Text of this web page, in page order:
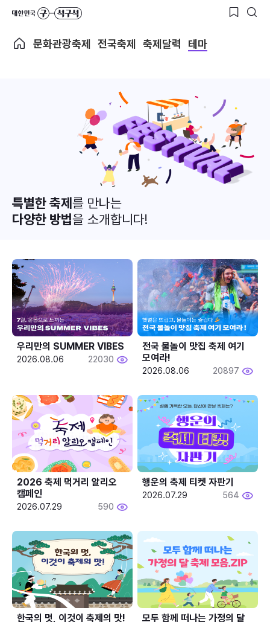
문화관광축제 전국축제 축제달력 테마
특별한 축제를 만나는
다양한 방법을 소개합니다!
우리만의 SUMMER VIBES
2026.08.06 22030
전국 물놀이 맛집 축제 여기
모여라!
2026.08.06 20897
2026 축제 먹거리 알리오
캠페인
2026.07.29 590
행운의 축제 티켓 자판기
2026.07.29 564
한국의 멋, 이것이 축제의 맛!
모두 함께 떠나는 가정의 달